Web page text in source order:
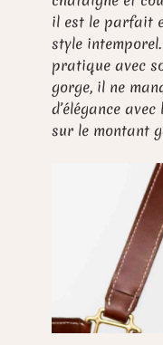
il est le parfait
style
pratique avec
gorge, il ne
d’élégance
sur le montant